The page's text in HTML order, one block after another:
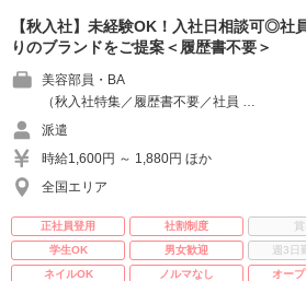
【秋入社】未経験OK！入社日相談可◎社
りのブランドをご提案＜履歴書不要＞
美容部員・BA
（秋入社特集／履歴書不要／社員 …
派遣
時給1,600円 ～ 1,880円 ほか
全国エリア
正社員登用 社割制度
学生OK
男女歓迎 週3日
ネイルOK
ノルマなし オー